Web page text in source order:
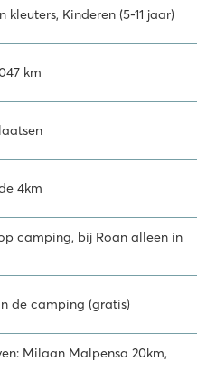
zoek naar natuur? In de
te maken met
Okay Lido is het Ortameer
de Unesco kappellen van
van Orta San Giulio, en
mag hier ook niet ontbreken.
in het water bij Cascata
Roan accommodaties op
kan de voorpret voor jouw
al beginnen!
kleuters, Kinderen (5-11 jaar)
km
4km
camping, bij Roan alleen in
de camping (gratis)
Milaan Malpensa 20km,